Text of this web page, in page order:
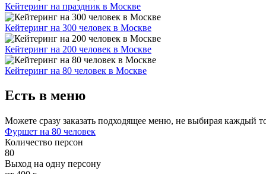
Кейтеринг на праздник в Москве
Кейтеринг на 300 человек в Москве
Кейтеринг на 200 человек в Москве
Кейтеринг на 80 человек в Москве
Есть в меню
Можете сразу заказать подходящее меню, не выбирая каждый
Фуршет на 80 человек
Количество персон
80
Выход на одну персону